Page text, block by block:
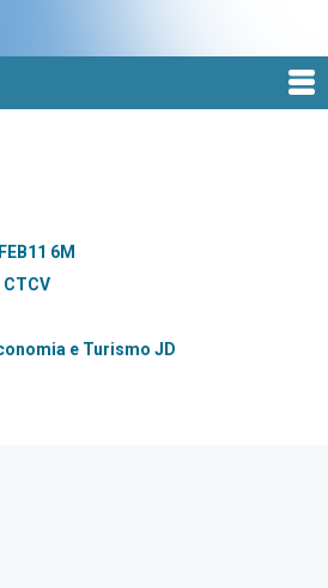
6M
CTCV
e Turismo JD